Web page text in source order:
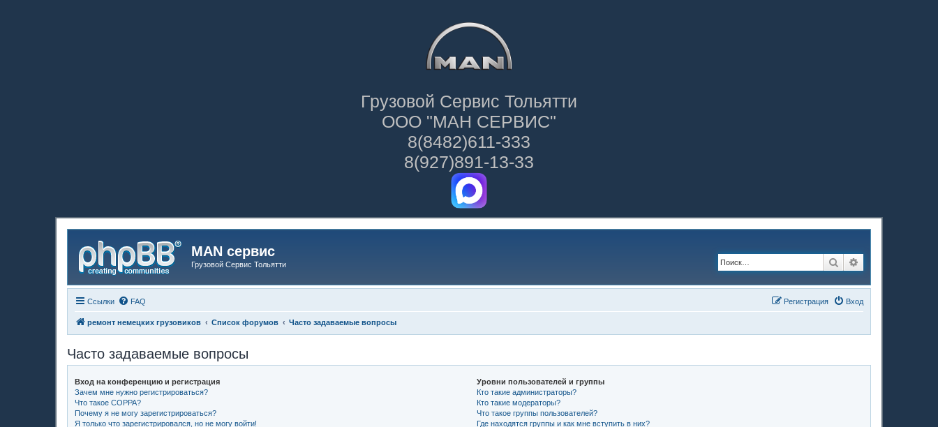
Грузовой Сервис Тольятти
ООО "МАН СЕРВИС"
8(8482)611-333
8(927)891-13-33
MAN сервис
Грузовой Сервис Тольятти Поиск
Ссылки FAQ Вход
Регистрация
ремонт немецких грузовиков Список форумов Часто задаваемые вопросы
Часто задаваемые вопросы
Вход на конференцию и регистрация
Зачем мне нужно регистрироваться?
Что такое COPPA?
Почему я не могу зарегистрироваться?
Я только что зарегистрировался, но не могу войти!
Уровни пользователей и группы
Кто такие администраторы?
Кто такие модераторы?
Что такое группы пользователей?
Где находятся группы и как мне вступить в них?